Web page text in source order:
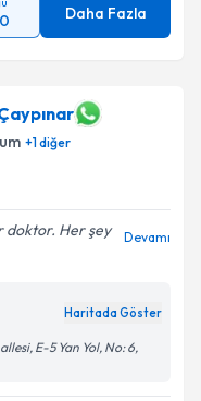
Daha Fazla
+1diğer
doktor. Her şey
Devamı
Haritada Göster
E-5 Yan Yol, No: 6,